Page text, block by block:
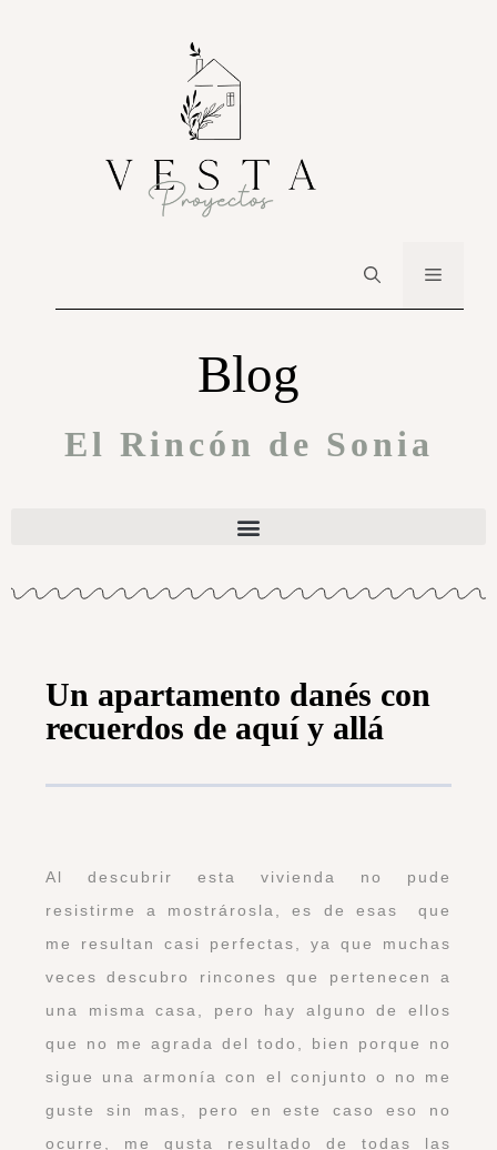
Blog
El Rincón de Sonia
Un apartamento danés con
recuerdos de aquí y allá
Al descubrir esta vivienda no pude
resistirme a mostrárosla, es de esas que
me resultan casi perfectas, ya que muchas
veces descubro rincones que pertenecen a
una misma casa, pero hay alguno de ellos
que no me agrada del todo, bien porque no
sigue una armonía con el conjunto o no me
guste sin mas, pero en este caso eso no
ocurre, me gusta resultado de todas las